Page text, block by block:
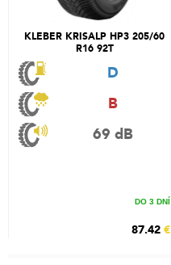
KLEBER KRISALP HP3 205/60
R16 92T
D
B
69 dB
DO 3 DNÍ
87.42 €